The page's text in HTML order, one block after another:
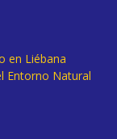
en Liébana
Entorno Natural